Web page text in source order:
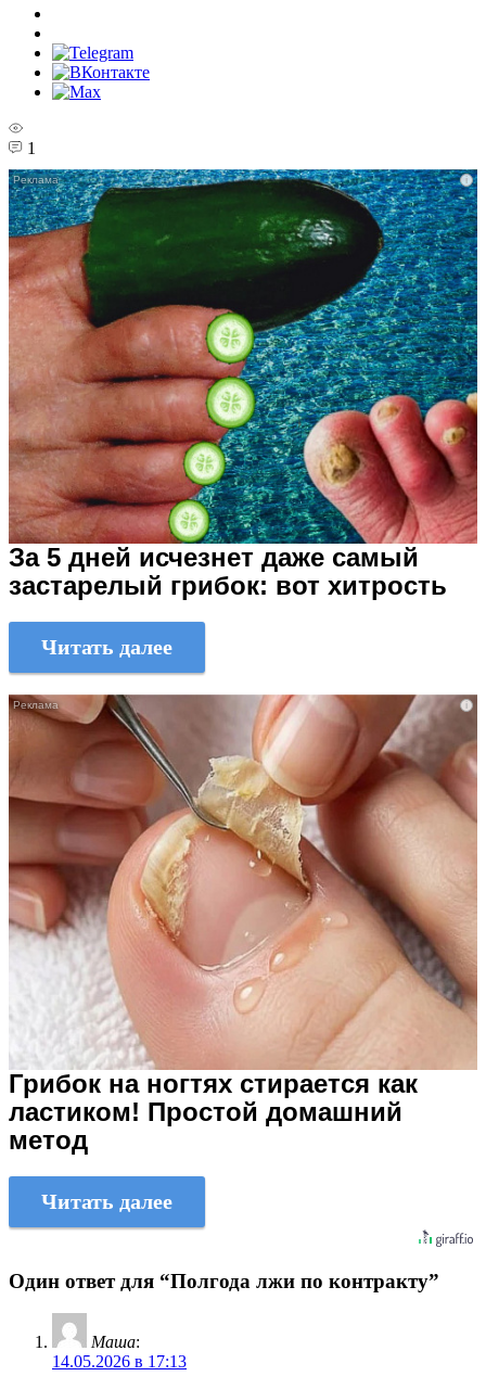
1
i
За 5 дней исчезнет даже самый
застарелый грибок: вот хитрость
Читать далее
i
Грибок на ногтях стирается как
ластиком! Простой домашний
метод
Читать далее
Один ответ для “Полгода лжи по контракту”
Маша:
14.05.2026 в 17:13